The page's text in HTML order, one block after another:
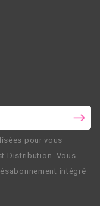
pour vous
Distribution. Vous
intégré